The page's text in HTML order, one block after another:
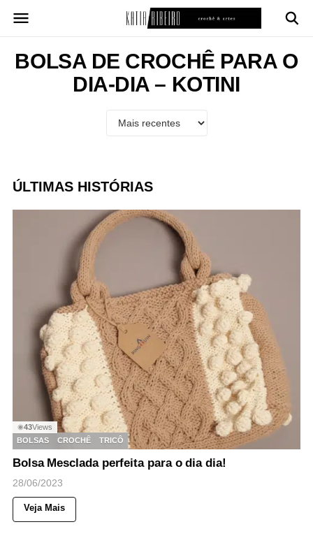
para
conteúdo
BOLSA DE CROCHÊ PARA O
DIA-DIA – KOTINI
ÚLTIMAS HISTÓRIAS
◉43Views
BOLSAS
CROCHÊ TRICÔ
Bolsa Mesclada perfeita para o dia dia!
28/06/2023
Veja Mais